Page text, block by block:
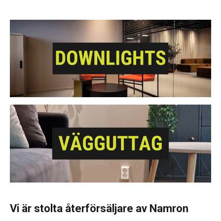
Vi är stolta återförsäljare av Namron